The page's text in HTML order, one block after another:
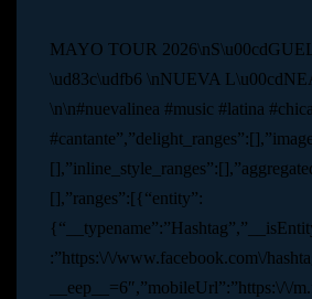
MAYO TOUR
\ud83c\udfb6 \nNUEVA
\n\n#nuevalinea #music #latina
[],”ranges”:[{“entity”:
:”https:\/\/www.facebook.com\/
__eep__=6″,”mobileUrl”:”https:\/\/